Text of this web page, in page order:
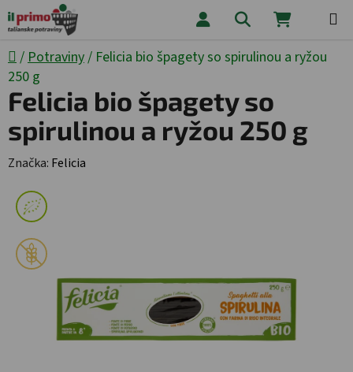
Prejsť na obsah Hľadať
Domov
/ Potraviny/ Felicia bio špagety so spirulinou a ryžou
250 g
Felicia bio špagety so
spirulinou a ryžou 250 g
Značka: Felicia